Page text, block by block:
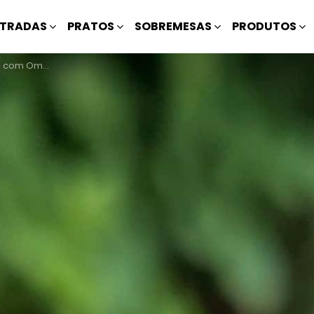
PRATOS SOBREMESAS PRODUTOS
Omelete